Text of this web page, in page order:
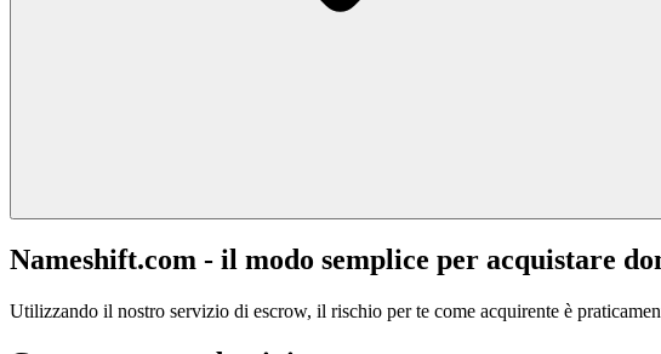
Nameshift.com - il modo semplice per acquistare
Utilizzando il nostro servizio di escrow, il rischio per te come acquirente è